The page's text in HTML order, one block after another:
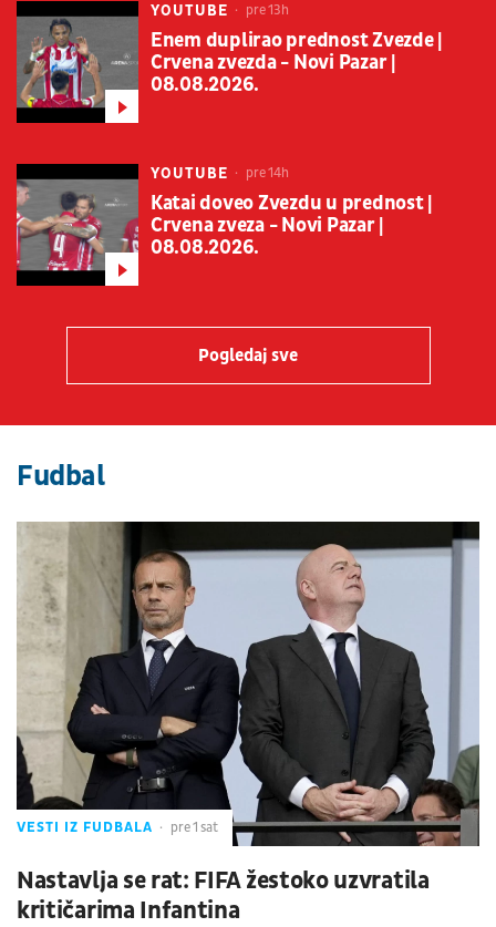
YOUTUBE pre 13h
Enem duplirao prednost Zvezde |
Crvena zvezda - Novi Pazar |
08.08.2026.
YOUTUBE pre 14h
Katai doveo Zvezdu u prednost |
Crvena zveza - Novi Pazar |
08.08.2026.
Pogledaj sve
Fudbal
VESTI IZ FUDBALA pre 1 sat
Nastavlja se rat: FIFA žestoko uzvratila
kritičarima Infantina